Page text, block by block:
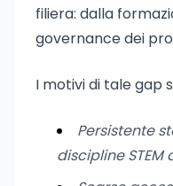
filiera: dalla
governance dei
I motivi di tale gap
Persistente
discipline